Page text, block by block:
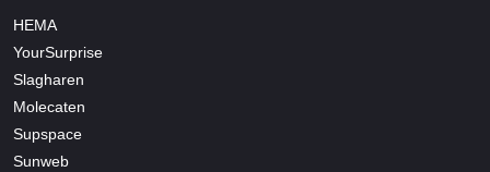
HEMA
YourSurprise
Slagharen
Molecaten
Supspace
Sunweb